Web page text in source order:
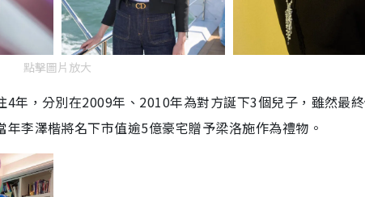
點擊圖片放大
4年，分別在2009年、2010年為對方誕下3個兒子 ，雖然最
李澤楷將名下市值逾5億豪宅贈予梁洛施作為禮物。